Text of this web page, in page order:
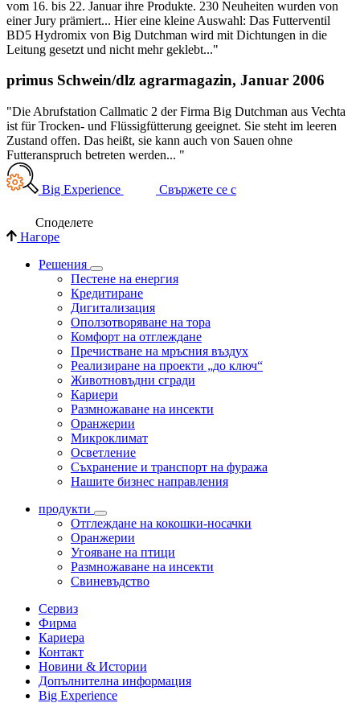
vom 16. bis 22. Januar ihre Produkte. 230 Neuheiten wurden von
einer Jury prämiert... Hier eine kleine Auswahl: Das Futterventil
BD5 Hydromix von Big Dutchman wird mit Dichtungen in die
Leitung gesetzt und nicht mehr geklebt..."
primus Schwein/dlz agrarmagazin, Januar 2006
"Die Abrufstation Callmatic 2 der Firma Big Dutchman aus Vechta
ist für Trocken- und Flüssigfütterung geeignet. Sie steht im leeren
Zustand offen. Das heißt, sie kann auch von Sauen ohne
Futteranspruch betreten werden... "
Big Experience Свържете се с
Споделете
Нагоре
Решения
Пестене на енергия
Кредитиране
Дигитализация
Оползотворяване на тора
Комфорт на отглеждане
Пречистване на мръсния въздух
Реализиране на проекти „до ключ“
Животновъдни сгради
Кариери
Размножаване на инсекти
Оранжерии
Микроклимат
Осветление
Съхранение и транспорт на фуража
Нашите бизнес направления
продукти
Отглеждане на кокошки-носачки
Оранжерии
Угояване на птици
Размножаване на инсекти
Свиневъдство
Сервиз
Фирма
Кариера
Контакт
Новини & Истории
Допълнителна информация
Big Experience